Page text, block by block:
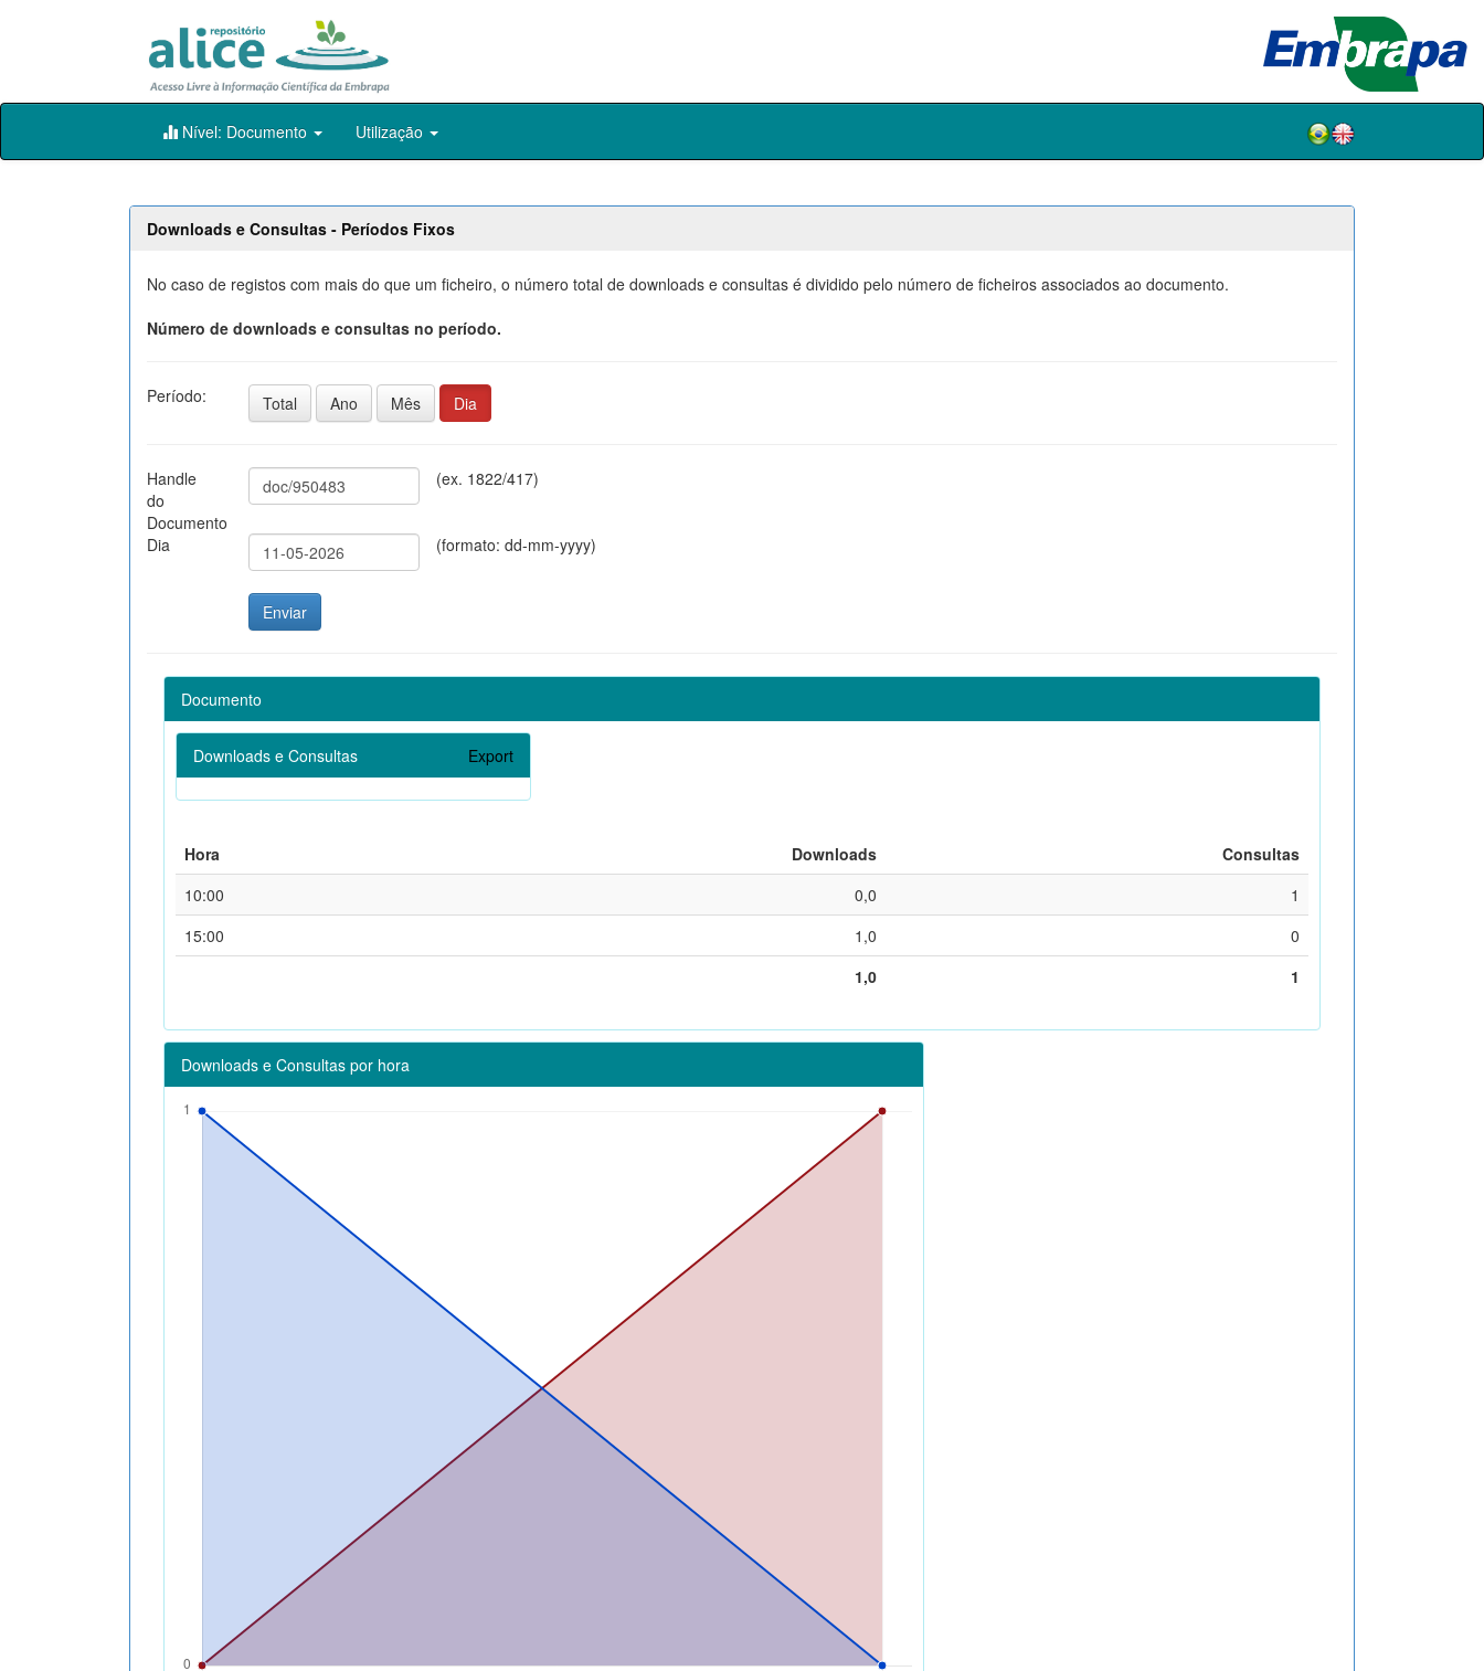
Skip
Nível: Documento Utilização
Downloads e Consultas - Períodos Fixos
No caso de registos com mais do que um ficheiro, o número total de downloads e consultas é dividido pelo número de ficheiros associados ao documento.
Número de downloads e consultas no período.
Período: Total Ano Mês Dia
Handle
do
Documento
(ex. 1822/417)
Dia (formato: dd-mm-yyyy)
Documento
Downloads e Consultas Export
Hora Downloads
Consultas
10:00
0,0
1
15:00
1,0
0
1,0
1
Downloads e Consultas por hora